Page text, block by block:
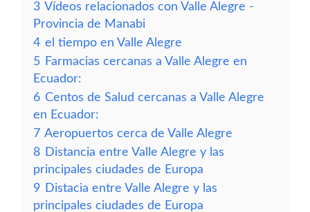
3 Vídeos relacionados con Valle Alegre -
Provincia de Manabi
4 el tiempo en Valle Alegre
5 Farmacias cercanas a Valle Alegre en
Ecuador:
6 Centos de Salud cercanas a Valle Alegre
en Ecuador:
7 Aeropuertos cerca de Valle Alegre
8 Distancia entre Valle Alegre y las
principales ciudades de Europa
9 Distacia entre Valle Alegre y las
principales ciudades de Europa